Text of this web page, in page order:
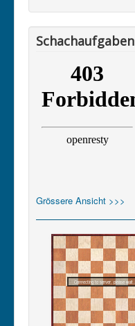
Schachaufgaben
Grössere Ansicht >>>